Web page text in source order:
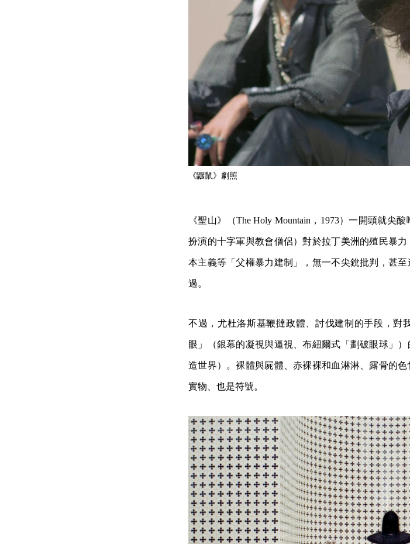
《鼴鼠》劇照
《聖山》（The Holy Mountain，1973）一開頭就尖
扮演的十字軍與教會僧侶）對於拉丁美洲的殖民暴
本主義等「父權暴力建制」，無一不尖銳批判，甚
過。
不過，尤杜洛斯基鞭撻政體、討伐建制的手段，對
眼」（銀幕的凝視與逼視、布紐爾式「劃破眼球」
造世界）。裸體與屍體、赤裸裸和血淋淋、露骨的
實物、也是符號。